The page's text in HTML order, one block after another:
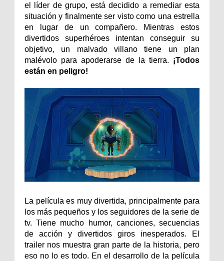
el líder de grupo, está decidido a remediar esta
situación y finalmente ser visto como una estrella
en lugar de un compañero. Mientras estos
divertidos superhéroes intentan conseguir su
objetivo, un malvado villano tiene un plan
malévolo para apoderarse de la tierra. ¡Todos
están en peligro!
La película es muy divertida, principalmente para
los más pequeños y los seguidores de la serie de
tv. Tiene mucho humor, canciones, secuencias
de acción y divertidos giros inesperados. El
trailer nos muestra gran parte de la historia, pero
eso no lo es todo. En el desarrollo de la película